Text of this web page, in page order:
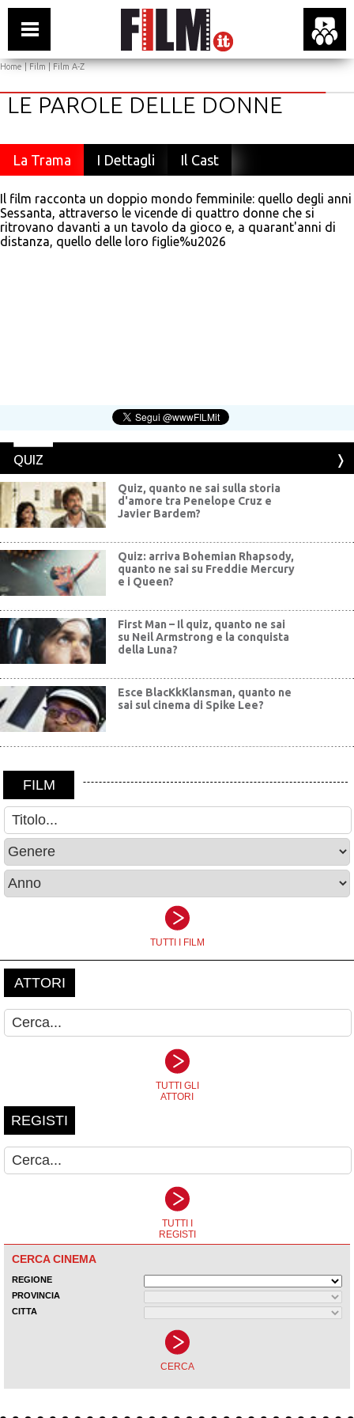
Home|Film|Film A-Z
LE PAROLE DELLE DONNE
La Trama I Dettagli Il Cast
Il film racconta un doppio mondo femminile: quello degli anni
Sessanta, attraverso le vicende di quattro donne che si
ritrovano davanti a un tavolo da gioco e, a quarant'anni di
distanza, quello delle loro figlie%u2026
QUIZ
Quiz, quanto ne sai sulla storia
d'amore tra Penelope Cruz e
Javier Bardem?
Quiz: arriva Bohemian Rhapsody,
quanto ne sai su Freddie Mercury
e i Queen?
First Man – Il quiz, quanto ne sai
su Neil Armstrong e la conquista
della Luna?
Esce BlacKkKlansman, quanto ne
sai sul cinema di Spike Lee?